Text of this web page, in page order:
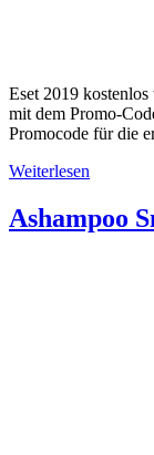
Eset 2019
mit dem Promo-
Promocode für die
Weiterlesen
Ashampoo